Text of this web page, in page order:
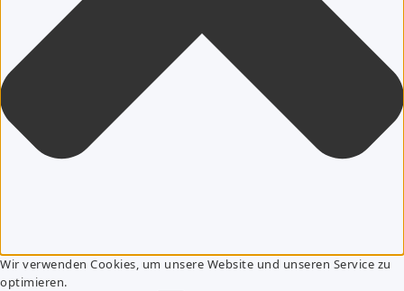
Wir verwenden Cookies, um unsere Website und unseren Service zu
optimieren.